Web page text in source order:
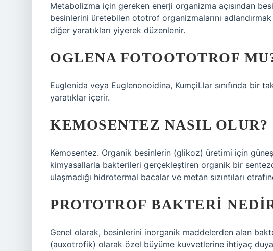
Metabolizma için gereken enerji organizma açısından
besinlerini üretebilen ototrof organizmalarını
diğer yaratıkları yiyerek düzenlenir.
OGLENA FOTOOTOTROF
Euglenida veya Euglenonoidina, KumçiLlar sınıfında bir
yaratıklar içerir.
KEMOSENTEZ NASIL OLUR?
Kemosentez. Organik besinlerin (glikoz) üretimi için güneş
kimyasallarla bakterileri gerçekleştiren organik bir
ulaşmadığı hidrotermal bacalar ve metan sızıntıları
PROTOTROF BAKTERI
Genel olarak, besinlerini inorganik maddelerden alan
(auxotrofik) olarak özel büyüme kuvvetlerine ihtiyaç